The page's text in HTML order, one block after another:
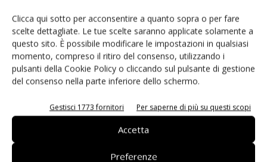
Clicca qui sotto per acconsentire a quanto sopra o per fare
scelte dettagliate. Le tue scelte saranno applicate solamente a
questo sito. È possibile modificare le impostazioni in qualsiasi
momento, compreso il ritiro del consenso, utilizzando i
pulsanti della Cookie Policy o cliccando sul pulsante di gestione
del consenso nella parte inferiore dello schermo.
Gestisci 1773 fornitori Per saperne di più su questi scopi
Accetta
Preferenze
Andamento prezzi ortofrutta in Italia al 27 luglio
2026